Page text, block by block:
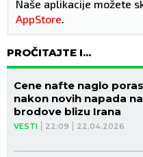
Naše aplikacije možete
AppStore
PROČITAJTE I...
VESTI 22:09 22.04.2026
Cene nafte naglo
nakon novih napada na
brodove blizu Irana